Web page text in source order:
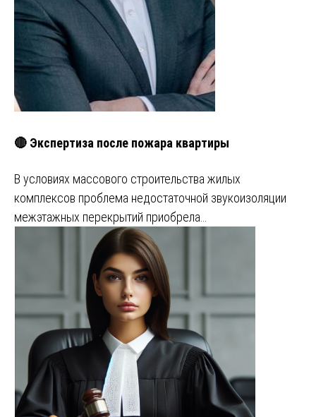
🔴 Экспертиза после пожара квартиры
В условиях массового строительства жилых
комплексов проблема недостаточной звукоизоляции
межэтажных перекрытий приобрела…